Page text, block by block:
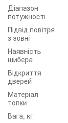
Діапазон
потужності
Підвід повітря
з зовні
Наявність
шибера
Відкриття
дверей
Матеріал
топки
Вага, кг